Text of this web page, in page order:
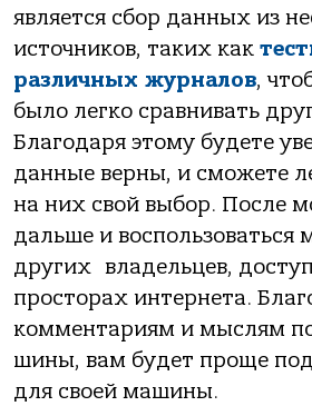
является сбор данных из
источников, таких как
различных журналов,
было легко сравнивать
Благодаря этому будете
данные верны, и сможете
на них свой выбор. После
дальше и воспользоваться
других владельцев,
просторах интернета.
комментариям и мыслям
шины, вам будет проще
для своей машины.